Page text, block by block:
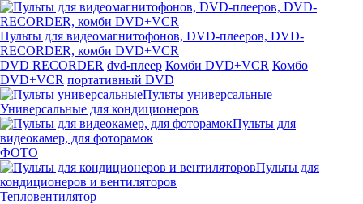
Пульты для видеомагнитофонов, DVD-плееров, DVD-
RECORDER, комби DVD+VCR
DVD RECORDER dvd-плеер Комби DVD+VCR Комбо
DVD+VCR портативный DVD
Пульты универсальные
Универсальные для кондиционеров
Пульты для
видеокамер, для фоторамок
ФОТО
Пульты для
кондиционеров и вентиляторов
Тепловентилятор